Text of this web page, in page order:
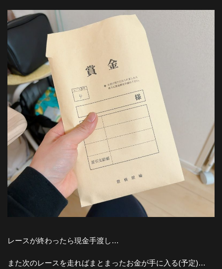
レースが終わったら現金手渡し…
また次のレースを走ればまとまったお金が手に入る(予定)…